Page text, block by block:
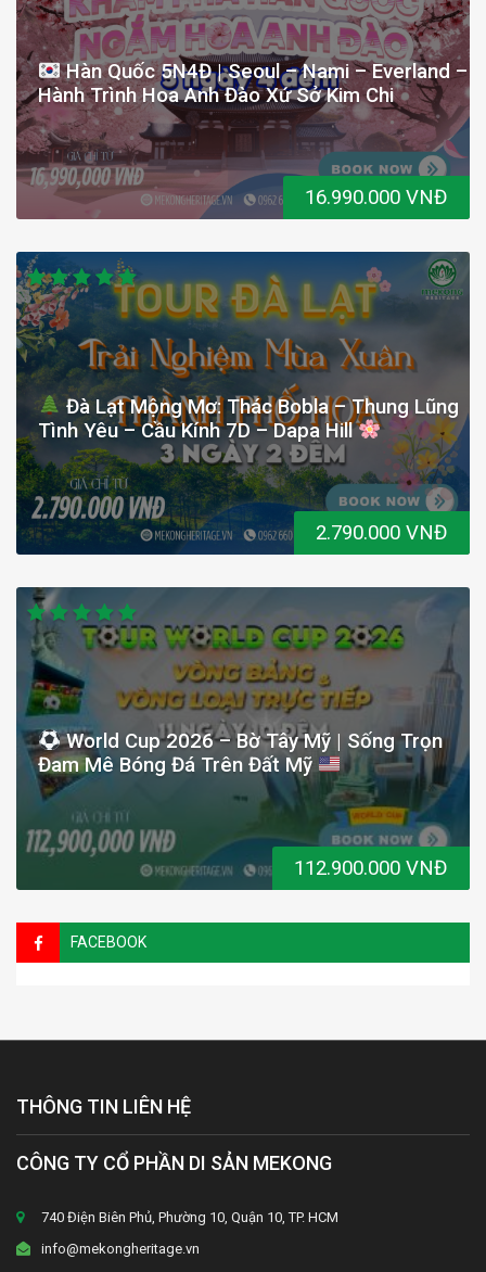
Hàn Quốc 5N4Đ | Seoul – Nami – Everland –
Hành Trình Hoa Anh Đào Xứ Sở Kim Chi
16.990.000 VNĐ
Đà Lạt Mộng Mơ: Thác Bobla – Thung Lũng
Tình Yêu – Cầu Kính 7D – Dapa Hill
2.790.000 VNĐ
World Cup 2026 – Bờ Tây Mỹ | Sống Trọn
Đam Mê Bóng Đá Trên Đất Mỹ
112.900.000 VNĐ
FACEBOOK
THÔNG TIN LIÊN HỆ
CÔNG TY CỔ PHẦN DI SẢN MEKONG
740 Điện Biên Phủ, Phường 10, Quận 10, TP. HCM
info@mekongheritage.vn